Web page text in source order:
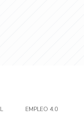
EMPLEO 4.0